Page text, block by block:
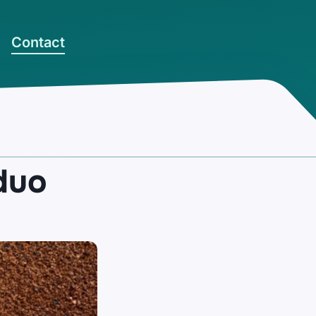
Contact